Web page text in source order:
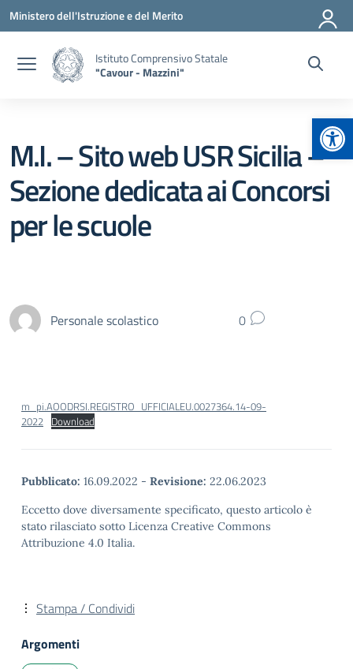
Vai ai contenuti
Vai al menu di navigazione
Vai al footer
Ministero dell'Istruzione e del Merito
Istituto Comprensivo Statale
"Cavour - Mazzini"
M.I. – Sito web USR Sicilia –
Sezione dedicata ai Concorsi
per le scuole
Personale scolastico 0
m_pi.AOODRSI.REGISTRO_UFFICIALEU.0027364.14-09-
2022 Download
Pubblicato: 16.09.2022 - Revisione: 22.06.2023
Eccetto dove diversamente specificato, questo articolo è
stato rilasciato sotto Licenza Creative Commons
Attribuzione 4.0 Italia.
Stampa / Condividi
Argomenti